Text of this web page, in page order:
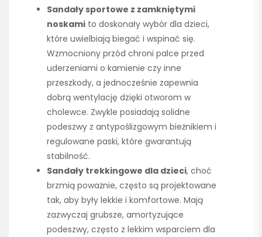
Sandały sportowe z zamkniętymi
noskami to doskonały wybór dla dzieci,
które uwielbiają biegać i wspinać się.
Wzmocniony przód chroni palce przed
uderzeniami o kamienie czy inne
przeszkody, a jednocześnie zapewnia
dobrą wentylację dzięki otworom w
cholewce. Zwykle posiadają solidne
podeszwy z antypoślizgowym bieżnikiem i
regulowane paski, które gwarantują
stabilność.
Sandały trekkingowe dla dzieci, choć
brzmią poważnie, często są projektowane
tak, aby były lekkie i komfortowe. Mają
zazwyczaj grubsze, amortyzujące
podeszwy, często z lekkim wsparciem dla